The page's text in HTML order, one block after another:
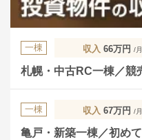
一棟 収入 66万円 /月
札幌・中古RC一棟／競
一棟 収入 67万円 /月
亀戸・新築一棟／初め